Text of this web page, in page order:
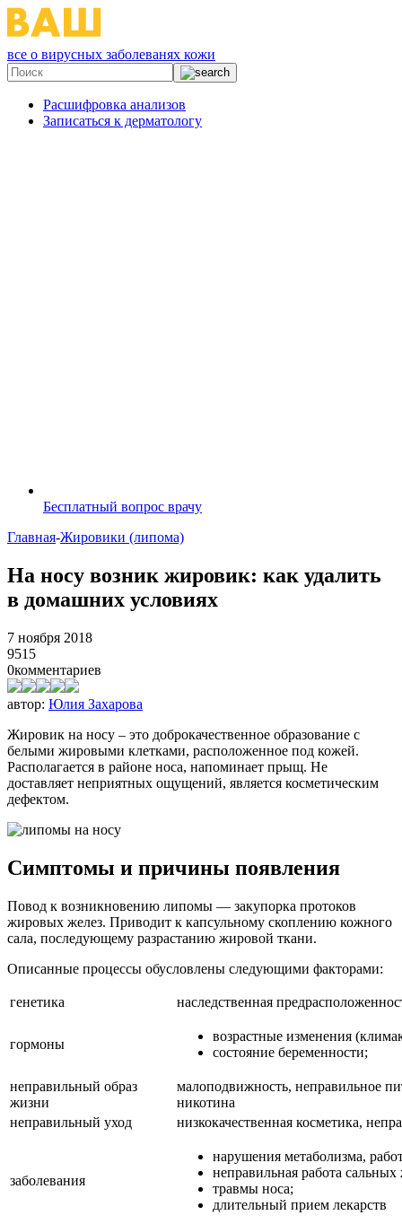
все о вирусных заболеванях кожи
Расшифровка анализов
Записаться к дерматологу
Бесплатный вопрос врачу
Главная-Жировики (липома)
На носу возник жировик: как удалить
в домашних условиях
7 ноября 2018
9515
0комментариев
автор: Юлия Захарова
Жировик на носу – это доброкачественное образование с
белыми жировыми клетками, расположенное под кожей.
Располагается в районе носа, напоминает прыщ. Не
доставляет неприятных ощущений, является косметическим
дефектом.
Симптомы и причины появления
Повод к возникновению липомы — закупорка протоков
жировых желез. Приводит к капсульному скоплению кожного
сала, последующему разрастанию жировой ткани.
Описанные процессы обусловлены следующими факторами:
генетика наследственная
гормоны
возрастные изменения
состояние беременности;
неправильный образ
жизни
малоподвижность, неправильное
никотина
неправильный уход
низкокачественная косметика,
заболевания
нарушения метаболизма,
неправильная работа сальных
травмы носа;
длительный прием лекарств